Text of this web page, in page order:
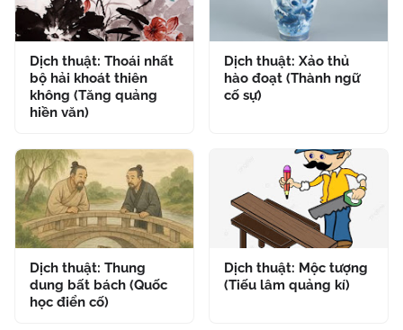
Dịch thuật: Thoái nhất
bộ hải khoát thiên
không (Tăng quảng
hiền văn)
Dịch thuật: Xảo thủ
hào đoạt (Thành ngữ
cố sự)
Dịch thuật: Thung
dung bất bách (Quốc
học điển cố)
Dịch thuật: Mộc tượng
(Tiếu lâm quảng kí)